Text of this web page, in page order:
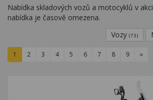
Servis
Novinky
Nabídka skladových vozů a motocyklů v
nabídka je časově omezena.
Vozy (73)
1 2 3 4 5 6 7 8 9 »